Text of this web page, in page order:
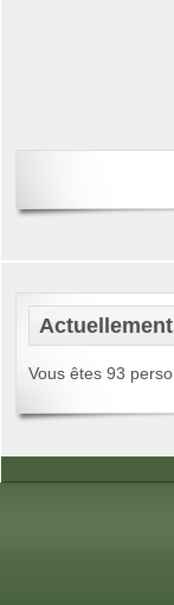
Actuellement
Vous êtes 93